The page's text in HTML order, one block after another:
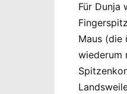
Für Dunja
Maus (die
wiederum